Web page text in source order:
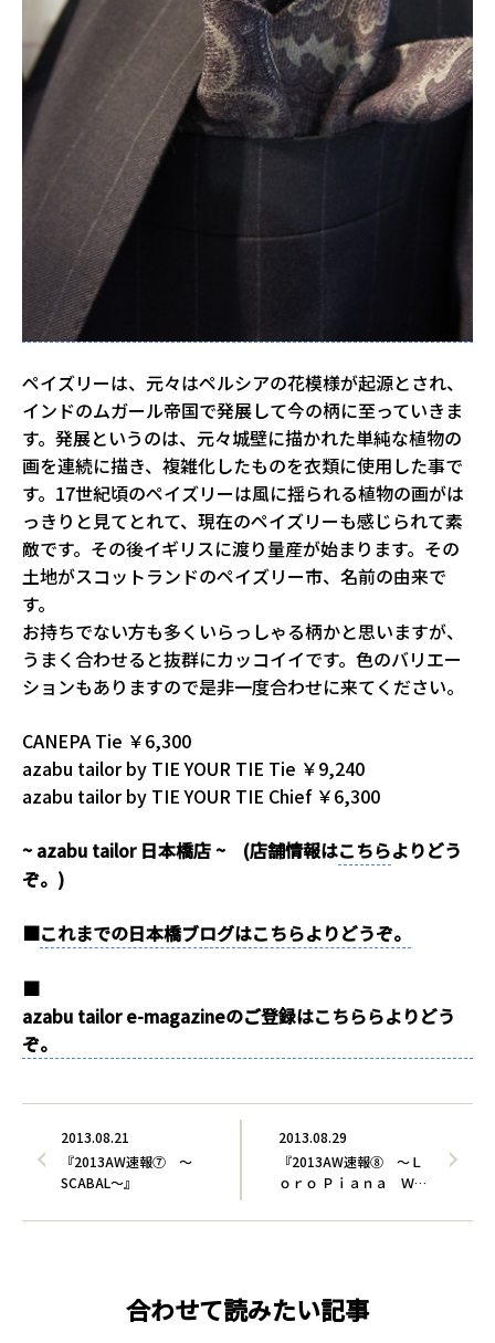
ペイズリーは、元々はペルシアの花模様が起源とされ、
インドのムガール帝国で発展して今の柄に至っていきま
す。発展というのは、元々城壁に描かれた単純な植物の
画を連続に描き、複雑化したものを衣類に使用した事で
す。17世紀頃のペイズリーは風に揺られる植物の画がは
っきりと見てとれて、現在のペイズリーも感じられて素
敵です。その後イギリスに渡り量産が始まります。その
土地がスコットランドのペイズリー市、名前の由来で
す。
お持ちでない方も多くいらっしゃる柄かと思いますが、
うまく合わせると抜群にカッコイイです。色のバリエー
ションもありますので是非一度合わせに来てください。
CANEPA Tie ￥6,300
azabu tailor by TIE YOUR TIE Tie ￥9,240
azabu tailor by TIE YOUR TIE Chief ￥6,300
~ azabu tailor 日本橋店 ~ (店舗情報はこちらよりどう
ぞ。)
■これまでの日本橋ブログはこちらよりどうぞ。
■
azabu tailor e-magazineのご登録はこちららよりどう
ぞ。
2013.08.29
『2013AW速報⑧ ～Ｌ
ｏｒｏ Ｐｉａｎａ Ｗ…
2013.08.21
『2013AW速報⑦ ～
SCABAL～』
合わせて読みたい記事